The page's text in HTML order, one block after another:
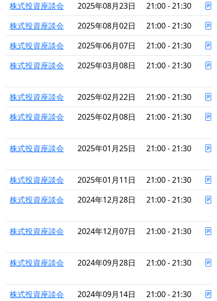
株式投資座談会
2025年08月23日
21:00 - 21:30
株式投資座談会
2025年08月02日
21:00 - 21:30
株式投資座談会
2025年06月07日
21:00 - 21:30
株式投資座談会
2025年03月08日 21:00 - 21:30
株式投資座談会 2025年02月22日
21:00 - 21:30
株式投資座談会
2025年02月08日 21:00 - 21:30
株式投資座談会 2025年01月25日 21:00 - 21:30
株式投資座談会 2025年01月11日
21:00 - 21:30
株式投資座談会
2024年12月28日 21:00 - 21:30
株式投資座談会 2024年12月07日 21:00 - 21:30
株式投資座談会 2024年09月28日 21:00 - 21:30
株式投資座談会 2024年09月14日
21:00 - 21:30